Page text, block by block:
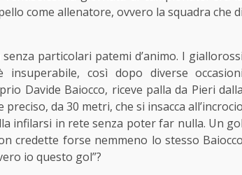
come allenatore, ovvero la squadra che di
particolari patemi d’animo. I giallorossi
così dopo diverse occasioni
Davide Baiocco, riceve palla da Pieri dalla
da 30 metri, che si insacca all’incrocio
infilarsi in rete senza poter far nulla. Un gol
credette forse nemmeno lo stesso Baiocco
io questo gol”?